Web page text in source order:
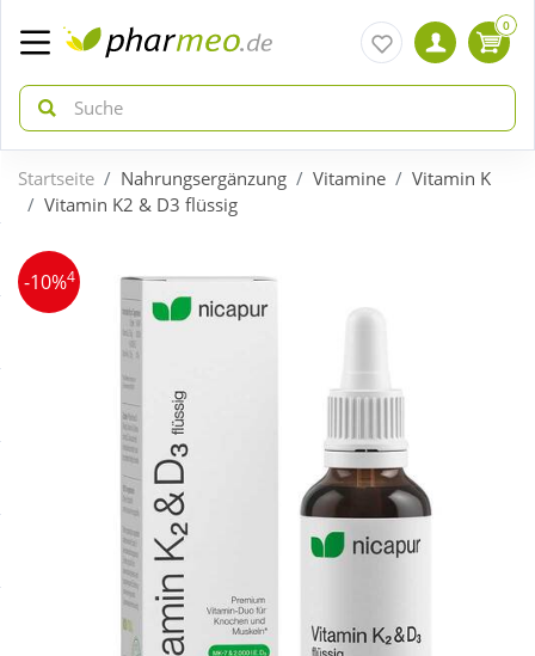
zurück
ÜBERSICHT AKTIONEN
Aktuelle Coupons
Schnäppchen
zurück
ÜBERSICHT KATEGORIEN
Arzneimittel
Bio & Genuss
Körperpflege & Kosmetik
Liebe & Erotik
0
Startseite Nahrungsergänzung Vitamine
Vitamin K
Vitamin K2 & D3 flüssig
-10%4